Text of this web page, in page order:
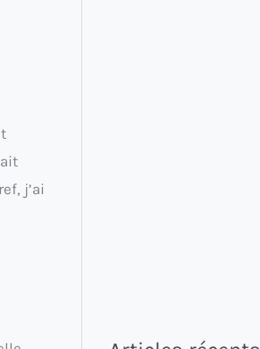
j’ai